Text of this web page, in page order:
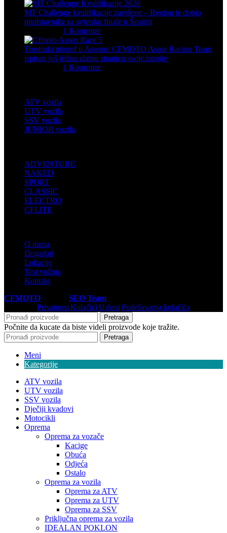
MT Challenge kvalifikacije završene – Region je dobio
predstavnike za svjetsko finale u Španiji
1 Komentar
Trostruki trijumf u Assenu: CFMOTO Aspar Racing Team
ispisao još jednu zlatnu stranicu svoje istorije
1 Komentar
ATV vozila
UTV vozila
SSV vozila
JUNIOR vozila
ADVENTURE
NAKED
SPORT
CLASSIC
ELECTRO
CFLITE
O nama
Događaji
Lokacije
Test vožnja
Kontakt
CFMOTO
SEO Team
PrivatnostKolačići Uslovi Podešavanja kolačića
Pretraga
Počnite da kucate da biste videli proizvode koje tražite.
Pretraga
Meni
Kategorije
ATV vozila
UTV vozila
SSV vozila
Dječiji kvadovi
Motocikli
Oprema
Oprema za vozače
Kacige
Obuća
Odjeća
Ostalo
Oprema za vozila
Oprema za ATV
Oprema za UTV
Oprema za SSV
Priključna oprema za vozila
IDEALAN POKLON